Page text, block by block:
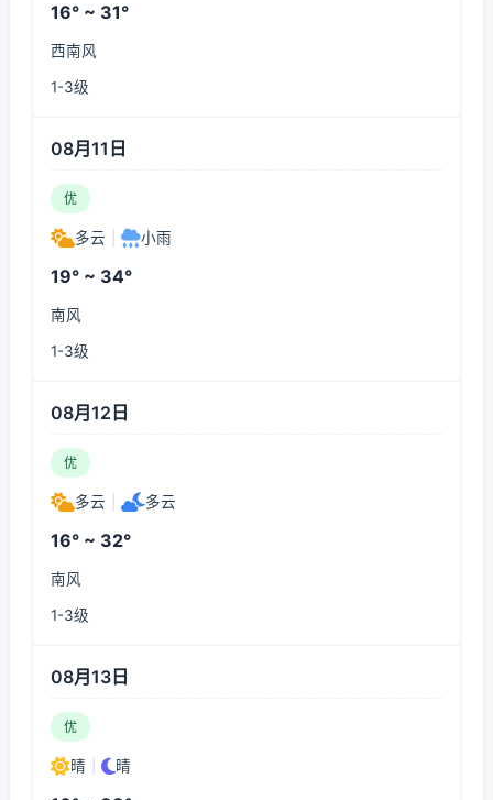
16° ~ 31°
西南风
1-3级
08月11日
优
多云 小雨
19° ~ 34°
南风
1-3级
08月12日
优
多云 多云
16° ~ 32°
南风
1-3级
08月13日
优
晴 晴